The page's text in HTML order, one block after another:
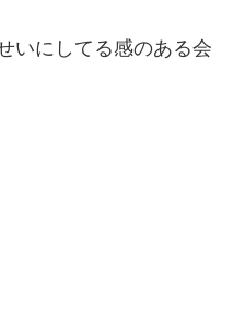
いにしてる感のある会